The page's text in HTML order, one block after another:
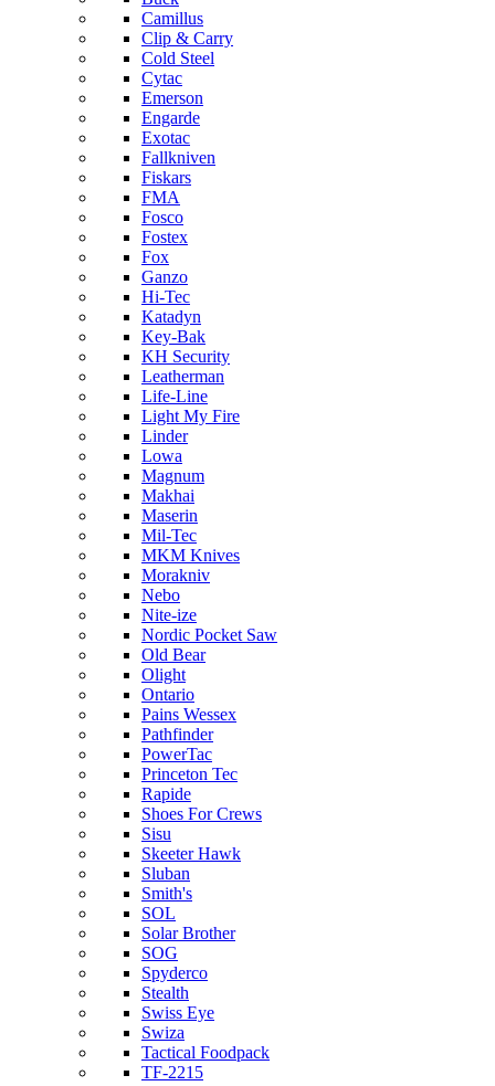
Camillus
Clip & Carry
Cold Steel
Cytac
Emerson
Engarde
Exotac
Fallkniven
Fiskars
FMA
Fosco
Fostex
Fox
Ganzo
Hi-Tec
Katadyn
Key-Bak
KH Security
Leatherman
Life-Line
Light My Fire
Linder
Lowa
Magnum
Makhai
Maserin
Mil-Tec
MKM Knives
Morakniv
Nebo
Nite-ize
Nordic Pocket Saw
Old Bear
Olight
Ontario
Pains Wessex
Pathfinder
PowerTac
Princeton Tec
Rapide
Shoes For Crews
Sisu
Skeeter Hawk
Sluban
Smith's
SOL
Solar Brother
SOG
Spyderco
Stealth
Swiss Eye
Swiza
Tactical Foodpack
TF-2215